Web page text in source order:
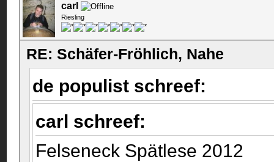
carl
Riesling
RE: Schäfer-Fröhlich, Nahe
de populist schreef:
carl schreef:
Felseneck Spätlese 2012